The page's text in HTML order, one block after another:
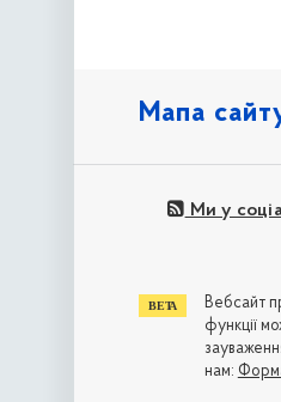
Мапа
Ми у
Вебсайт
функції
нам: